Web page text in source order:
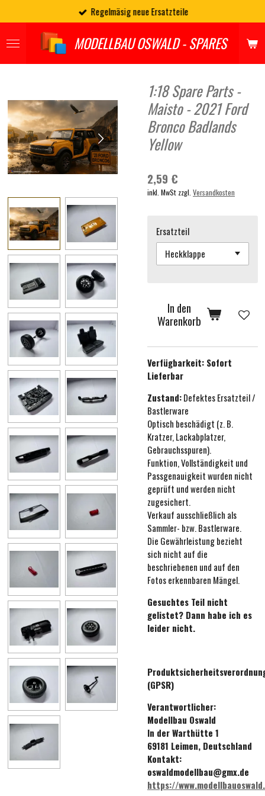
Hauptinhalt
springen
MODELLBAU OSWALD - SPARES
Regelmäsig neue Ersatzteile
1:18 Spare Parts -
Maisto - 2021 Ford
Bronco Badlands
Yellow
2,59 €
inkl. MwSt zzgl. Versandkosten
Ersatzteil
In den
Warenkorb
Verfügbarkeit: Sofort
Lieferbar
Zustand:Defektes Ersatzteil /
Bastlerware
Optisch beschädigt (z. B.
Kratzer, Lackabplatzer,
Gebrauchsspuren).
Funktion, Vollständigkeit und
Passgenauigkeit wurden nicht
geprüft und werden nicht
zugesichert.
Verkauf ausschließlich als
Sammler- bzw. Bastlerware.
Die Gewährleistung bezieht
sich nicht auf die
beschriebenen und auf den
Fotos erkennbaren Mängel.
Gesuchtes Teil nicht
gelistet? Dann habe ich es
leider nicht.
(GPSR)
Verantwortlicher:
Modellbau Oswald
In der Warthütte 1
69181 Leimen, Deutschland
Kontakt:
oswaldmodellbau@gmx.de
https://